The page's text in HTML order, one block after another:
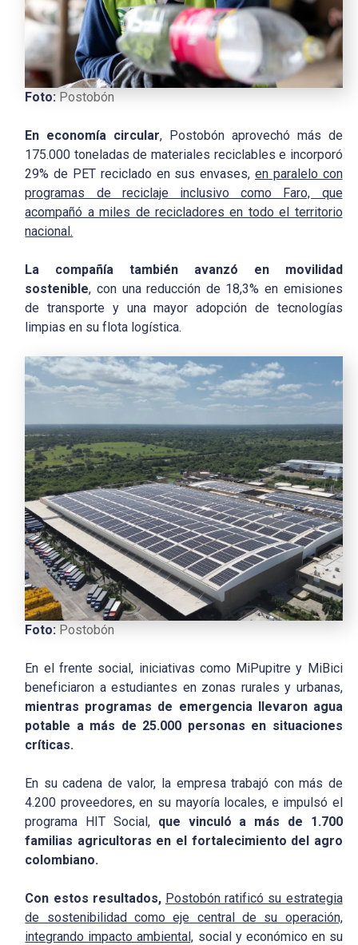
Foto: Postobón
En economía circular, Postobón aprovechó más de
175.000 toneladas de materiales reciclables e incorporó
29% de PET reciclado en sus envases, en paralelo con
programas de reciclaje inclusivo como Faro, que
acompañó a miles de recicladores en todo el territorio
nacional.
La compañía también avanzó en movilidad
sostenible, con una reducción de 18,3% en emisiones
de transporte y una mayor adopción de tecnologías
limpias en su flota logística.
Foto: Postobón
En el frente social, iniciativas como MiPupitre y MiBici
beneficiaron a estudiantes en zonas rurales y urbanas,
mientras programas de emergencia llevaron agua
potable a más de 25.000 personas en situaciones
críticas.
En su cadena de valor, la empresa trabajó con más de
4.200 proveedores, en su mayoría locales, e impulsó el
programa HIT Social, que vinculó a más de 1.700
familias agricultoras en el fortalecimiento del agro
colombiano.
Con estos resultados, Postobón ratificó su estrategia
de sostenibilidad como eje central de su operación,
integrando impacto ambiental, social y económico en su